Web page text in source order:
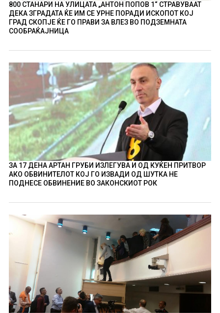
800 СТАНАРИ НА УЛИЦАТА „АНТОН ПОПОВ 1“ СТРАВУВААТ
ДЕКА ЗГРАДАТА ЌЕ ИМ СЕ УРНЕ ПОРАДИ ИСКОПОТ КОЈ
ГРАД СКОПЈЕ ЌЕ ГО ПРАВИ ЗА ВЛЕЗ ВО ПОДЗЕМНАТА
СООБРАЌАЈНИЦА
ЗА 17 ДЕНА АРТАН ГРУБИ ИЗЛЕГУВА И ОД КУЌЕН ПРИТВОР
АКО ОБВИНИТЕЛОТ КОЈ ГО ИЗВАДИ ОД ШУТКА НЕ
ПОДНЕСЕ ОБВИНЕНИЕ ВО ЗАКОНСКИОТ РОК